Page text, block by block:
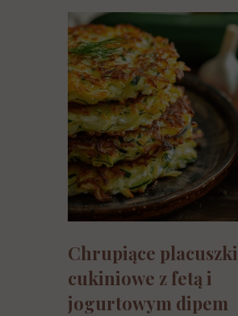
Chrupiące placuszki
cukiniowe z fetą i
jogurtowym dipem